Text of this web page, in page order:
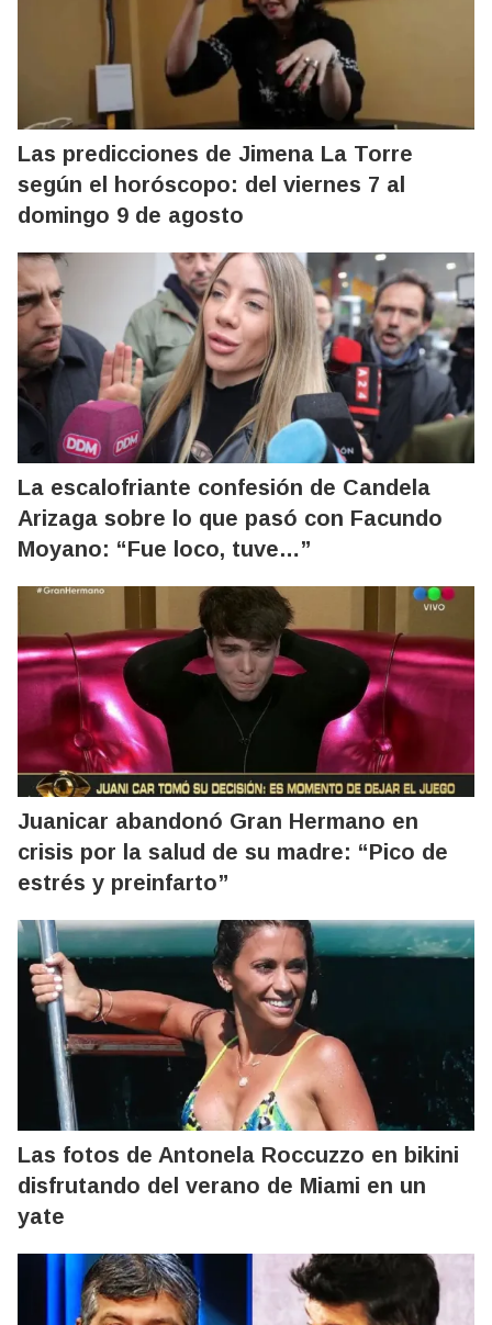
Las predicciones de Jimena La Torre
según el horóscopo: del viernes 7 al
domingo 9 de agosto
La escalofriante confesión de Candela
Arizaga sobre lo que pasó con Facundo
Moyano: “Fue loco, tuve…”
Juanicar abandonó Gran Hermano en
crisis por la salud de su madre: “Pico de
estrés y preinfarto”
Las fotos de Antonela Roccuzzo en bikini
disfrutando del verano de Miami en un
yate